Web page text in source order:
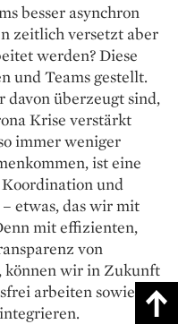
besser asynchron
zeitlich versetzt aber
werden? Diese
und Teams gestellt.
davon überzeugt sind,
Krise verstärkt
immer weniger
ist eine
und
etwas, das wir mit
mit effizienten,
von
können wir in Zukunft
arbeiten sowie